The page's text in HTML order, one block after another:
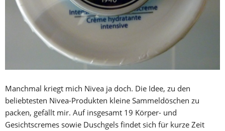
Manchmal kriegt mich Nivea ja doch. Die Idee, zu den
beliebtesten Nivea-Produkten kleine Sammeldöschen zu
packen, gefällt mir. Auf insgesamt 19 Körper- und
Gesichtscremes sowie Duschgels findet sich für kurze Zeit